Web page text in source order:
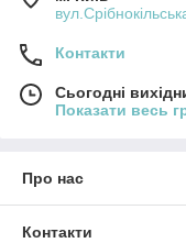
Контакти
Сьогодні
Показати весь
Про нас
Контакти